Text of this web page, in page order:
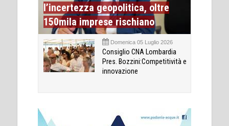
l’incertezza geopolitica, oltre
150mila imprese rischiano
Domenica 05 Luglio 2026
Consiglio CNA Lombardia
Pres. Bozzini:Competitività e
innovazione